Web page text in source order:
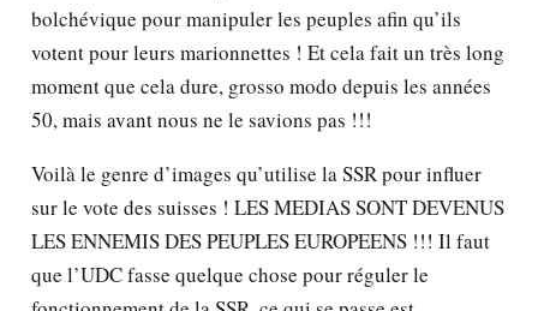
bolchévique pour manipuler les peuples afin qu’ils
votent pour leurs marionnettes ! Et cela fait un très long
moment que cela dure, grosso modo depuis les années
50, mais avant nous ne le savions pas !!!
Voilà le genre d’images qu’utilise la SSR pour influer
sur le vote des suisses ! LES MEDIAS SONT DEVENUS
LES ENNEMIS DES PEUPLES EUROPEENS !!! Il faut
que l’UDC fasse quelque chose pour réguler le